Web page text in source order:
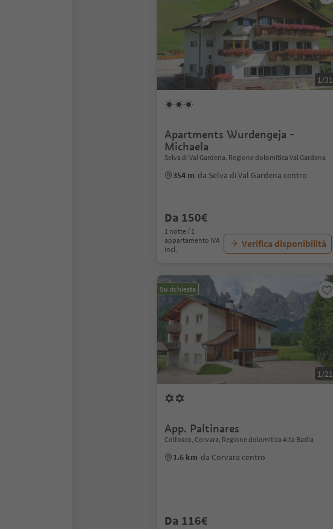
1/31
Apartments Wurdengeja -
Michaela
Selva di Val Gardena, Regione dolomitica Val Gardena
354 m da Selva di Val Gardena centro
Da 150€
1 notte / 1
appartamento IVA
incl.
Verifica disponibilità
Su richiesta
1/21
App. Paltinares
Colfosco, Corvara, Regione dolomitica Alta Badia
1.6 km da Corvara centro
Da 116€